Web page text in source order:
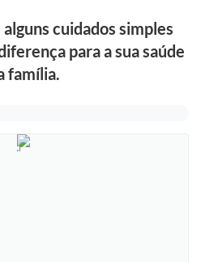
cuidados simples
para a sua saúde
família.